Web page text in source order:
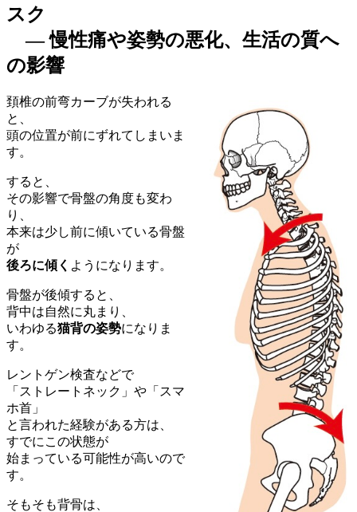
スク
― 慢性痛や姿勢の悪化、生活の質へ
の影響
頚椎の前弯カーブが失われる
と、
頭の位置が前にずれてしまいま
す。
すると、
その影響で骨盤の角度も変わ
り、
本来は少し前に傾いている骨盤
が
後ろに傾く ようになります。
骨盤が後傾すると、
背中は自然に丸まり、
いわゆる猫背の姿勢になりま
す。
レントゲン検査などで
「ストレートネック」や「スマ
ホ首」
と言われた経験がある方は、
すでにこの状態が
始まっている可能性が高いので
す。
そもそも背骨は、